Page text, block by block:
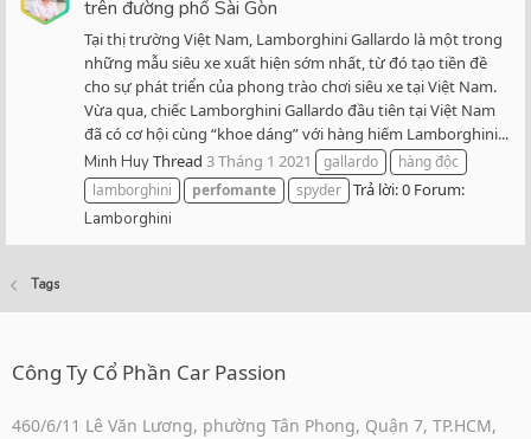
trên đường phố Sài Gòn
Tại thị trường Việt Nam, Lamborghini Gallardo là một trong
những mẫu siêu xe xuất hiện sớm nhất, từ đó tạo tiền đề
cho sự phát triển của phong trào chơi siêu xe tại Việt Nam.
Vừa qua, chiếc Lamborghini Gallardo đầu tiên tại Việt Nam
đã có cơ hội cùng “khoe dáng” với hàng hiếm Lamborghini...
Minh HuyThread 3 Tháng 1 2021 gallardo
hàng độc
lamborghini
perfomante spyder Trả lời: 0 Forum:
Lamborghini
Tags
Công Ty Cổ Phần Car Passion
460/6/11 Lê Văn Lương, phường Tân Phong, Quận 7, TP.HCM,